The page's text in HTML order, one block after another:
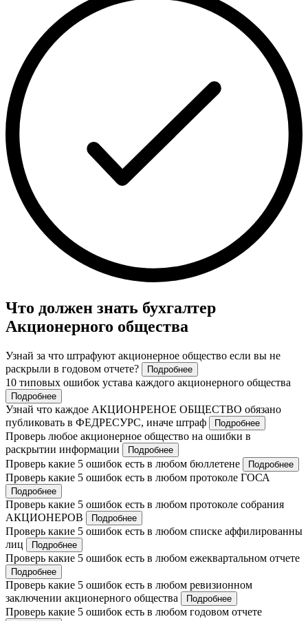
Что должен знать бухгалтер
Акционерного общества
Узнай за что штрафуют акционерное общество если вы не
раскрыли в годовом отчете?
Подробнее
10 типовых ошибок устава каждого акционерного общества
Подробнее
Узнай что каждое АКЦИОНРЕНОЕ ОБЩЕСТВО обязано
публиковать в ФЕДРЕСУРС, иначе штраф
Подробнее
Проверь любое акционерное общество на ошибки в
раскрытии информации
Подробнее
Проверь какие 5 ошибок есть в любом бюллетене Подробнее
Проверь какие 5 ошибок есть в любом протоколе ГОСА
Подробнее
Проверь какие 5 ошибок есть в любом протоколе собрания
АКЦИОНЕРОВ
Подробнее
Проверь какие 5 ошибок есть в любом списке аффилированны
лиц
Подробнее
Проверь какие 5 ошибок есть в любом ежеквартальном отчете
Подробнее
Проверь какие 5 ошибок есть в любом ревизионном
заключении акционерного общества
Подробнее
Проверь какие 5 ошибок есть в любом годовом отчете